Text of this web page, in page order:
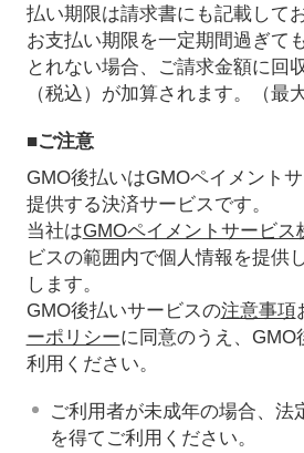
払い期限は請求書にも記載して
お支払い期限を一定期間過ぎて
とれない場合、ご請求金額に回
（税込）が加算されます。（最
■ご注意
GMO後払いはGMOペイメント
提供する決済サービスです。
当社はGMOペイメントサービス
ビスの範囲内で個人情報を提供
します。
GMO後払いサービスの注意事項
ーポリシーに同意のうえ、GMO
利用ください。
ご利用者が未成年の場合、法
を得てご利用ください。